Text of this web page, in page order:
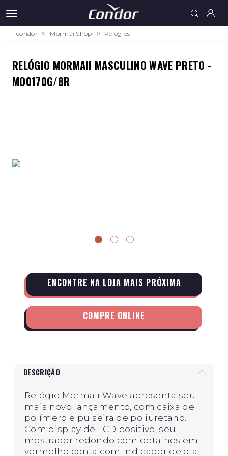
condor MormaiiShop Relógios
RELÓGIO MORMAII MASCULINO WAVE PRETO -
MO0170G/8R
ENCONTRE NA LOJA MAIS PRÓXIMA
COMPRE ONLINE
DESCRIÇÃO
Relógio Mormaii Wave apresenta seu
mais novo lançamento, com caixa de
polímero e pulseira de poliuretano.
Com display de LCD positivo, seu
mostrador redondo com detalhes em
vermelho conta com indicador de dia,